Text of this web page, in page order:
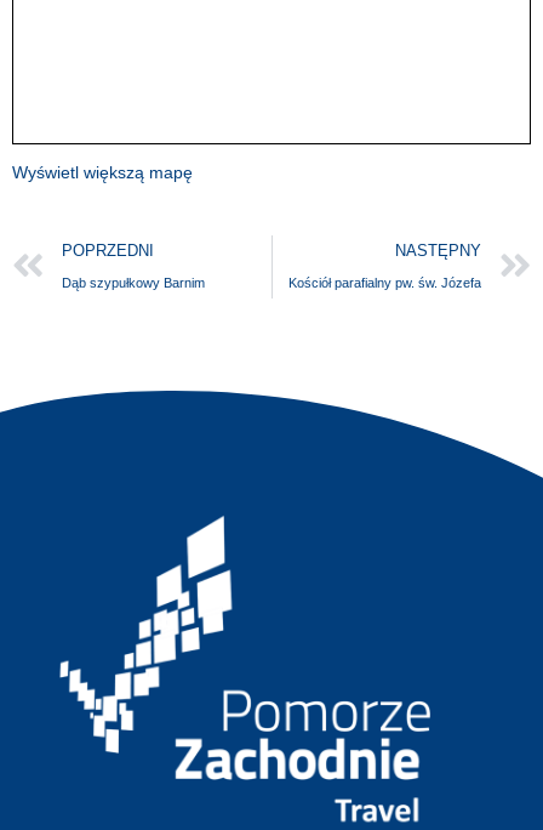
Wyświetl większą mapę
POPRZEDNI
Dąb szypułkowy Barnim
NASTĘPNY
Kościół parafialny pw. św. Józefa